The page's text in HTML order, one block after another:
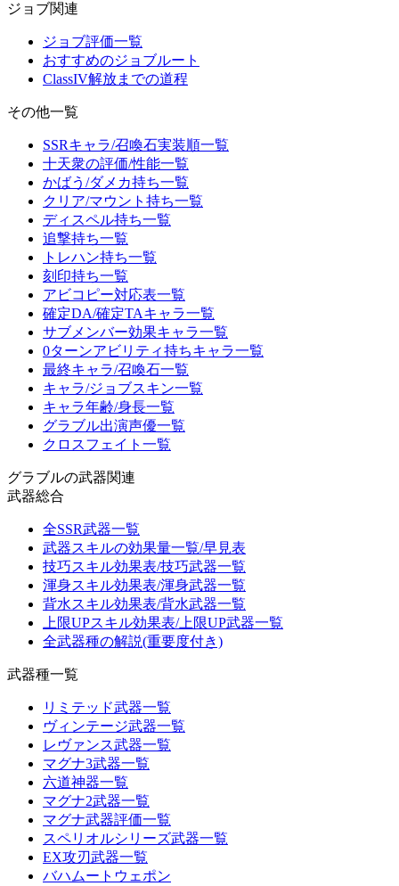
ジョブ関連
ジョブ評価一覧
おすすめのジョブルート
ClassIV解放までの道程
その他一覧
SSRキャラ/召喚石実装順一覧
十天衆の評価/性能一覧
かばう/ダメカ持ち一覧
クリア/マウント持ち一覧
ディスペル持ち一覧
追撃持ち一覧
トレハン持ち一覧
刻印持ち一覧
アビコピー対応表一覧
確定DA/確定TAキャラ一覧
サブメンバー効果キャラ一覧
0ターンアビリティ持ちキャラ一覧
最終キャラ/召喚石一覧
キャラ/ジョブスキン一覧
キャラ年齢/身長一覧
グラブル出演声優一覧
クロスフェイト一覧
グラブルの武器関連
武器総合
全SSR武器一覧
武器スキルの効果量一覧/早見表
技巧スキル効果表/技巧武器一覧
渾身スキル効果表/渾身武器一覧
背水スキル効果表/背水武器一覧
上限UPスキル効果表/上限UP武器一覧
全武器種の解説(重要度付き)
武器種一覧
リミテッド武器一覧
ヴィンテージ武器一覧
レヴァンス武器一覧
マグナ3武器一覧
六道神器一覧
マグナ2武器一覧
マグナ武器評価一覧
スペリオルシリーズ武器一覧
EX攻刃武器一覧
バハムートウェポン